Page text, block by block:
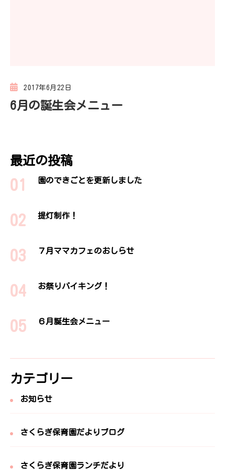
2017年6月22日
6月の誕生会メニュー
最近の投稿
園のできごとを更新しました
提灯制作！
７月ママカフェのおしらせ
お祭りバイキング！
６月誕生会メニュー
カテゴリー
お知らせ
さくらぎ保育園だよりブログ
さくらぎ保育園ランチだより